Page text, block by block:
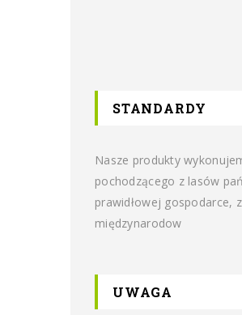
STANDARDY
Nasze produkty
pochodzącego z lasów
prawidłowej gospodarce,
międzynarodow
UWAGA